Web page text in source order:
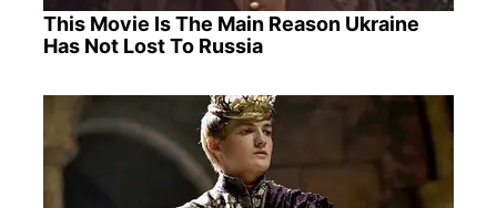
This Movie Is The Main Reason Ukraine
Has Not Lost To Russia